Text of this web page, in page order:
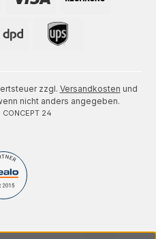
zzgl. Versandkosten und
nicht anders angegeben.
24